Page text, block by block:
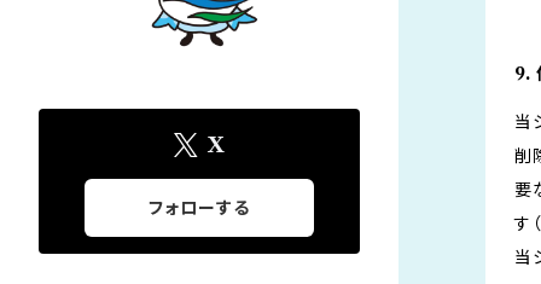
9.
当
削
要
す
当
X
フォローする